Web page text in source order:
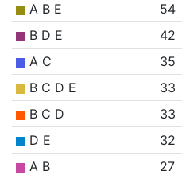
A B E
54
B D E
42
A C
35
B C D E
33
B C D
33
D E
32
A B
27